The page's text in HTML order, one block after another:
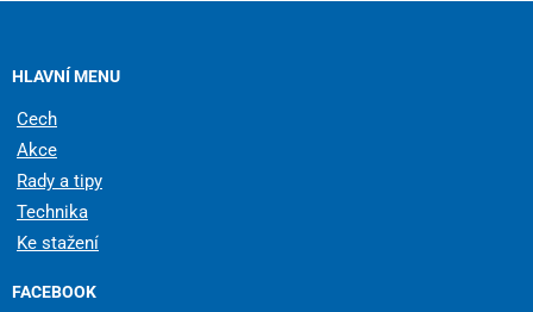
HLAVNÍ MENU
Cech
Akce
Rady a tipy
Technika
Ke stažení
FACEBOOK